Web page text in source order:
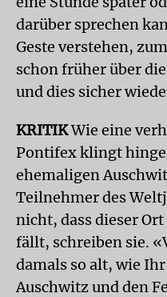
darüber sprechen
Geste verstehen,
schon früher über
und dies sicher
KRITIKWie eine
Pontifex klingt
ehemaligen
Teilnehmer des
nicht, dass dieser
fällt, schreiben sie.
damals so alt, wie
Auschwitz und den